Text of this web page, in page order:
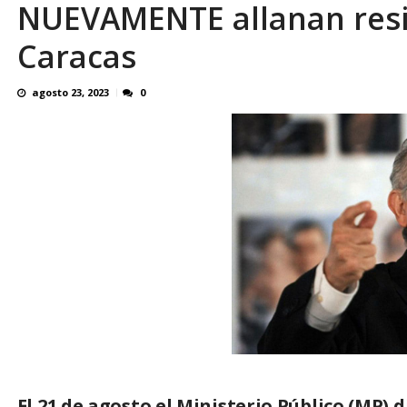
OVP denunció 15 años de violación
NUEVAMENTE allanan
Caracas
agosto 23, 2023 0